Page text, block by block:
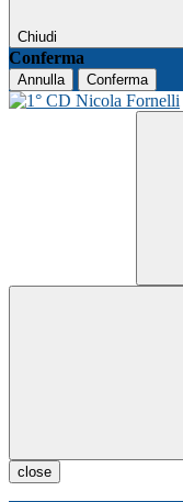
Chiudi
Conferma
Annulla Conferma
close